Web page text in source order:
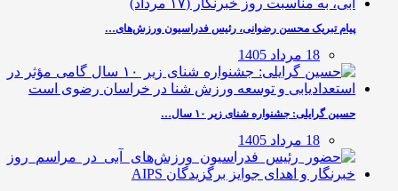
پیام تبریک محسن رضوانی، رئیس فدراسیون ورزش‌های…
18 مرداد 1405
حسین گرایلی: جشنواره شنای زیر ۱۰ سال…
18 مرداد 1405